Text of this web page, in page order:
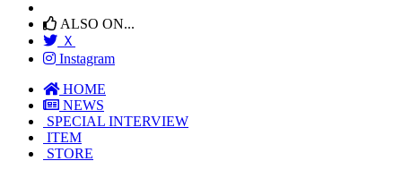
ALSO ON...
Ｘ
Instagram
HOME
NEWS
SPECIAL INTERVIEW
ITEM
STORE